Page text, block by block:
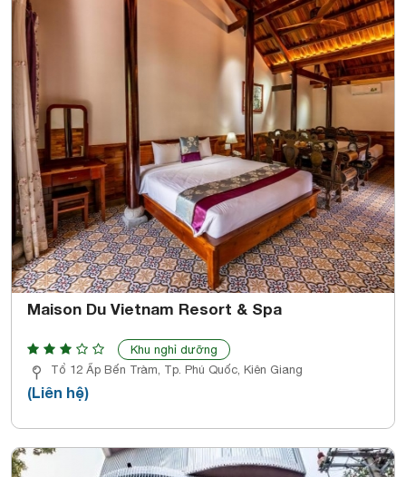
Maison Du Vietnam Resort & Spa
Khu nghỉ dưỡng
Tổ 12 Ấp Bến Tràm, Tp. Phú Quốc, Kiên Giang
(Liên hệ)